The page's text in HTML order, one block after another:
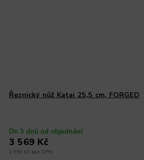
Řeznický nůž Katai 25,5 cm, FORGED
Do 3 dnů od objednání
2 950 Kč bez DPH
3 569 Kč